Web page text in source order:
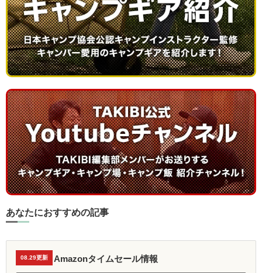
あなたにおすすめの記事
08.29更新 Amazonタイムセール情報